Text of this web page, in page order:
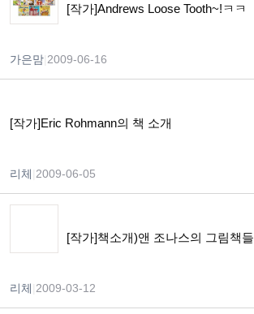
[작가]Andrews Loose Tooth~!ㅋㅋ
가은맘 2009-06-16
[작가]Eric Rohmann의 책 소개
리체 2009-06-05
[작가]책소개)앤 조나스의 그림책들
리체 2009-03-12